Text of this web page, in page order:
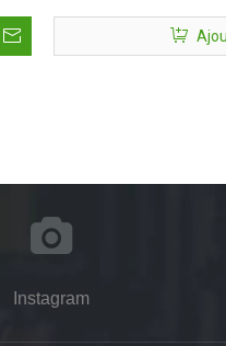
Instagram